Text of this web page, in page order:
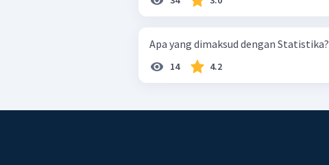
Apa yang dimaksud dengan Statistika?
14 4.2